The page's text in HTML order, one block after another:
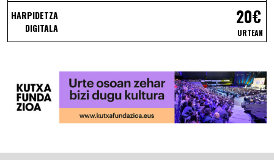
HARPIDETZA
DIGITALA
20€
URTEAN